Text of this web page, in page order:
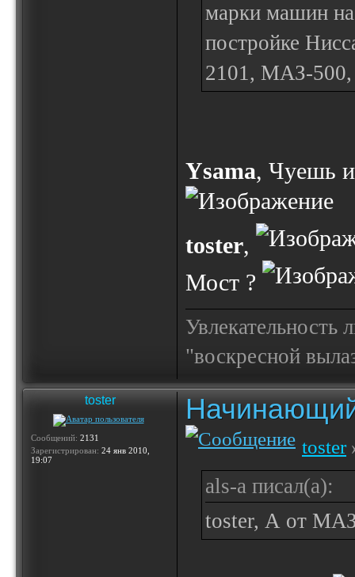
марки машин
постройке
2101, МАЗ-500,
Ysama, Чуешь
toster,
Мост ?
Увлекательность
"воскресной
toster
Сообщений: 2131
Зарегистрирован: 24 янв 2010,
19:07
toster
als-a писал(а):
toster, А от